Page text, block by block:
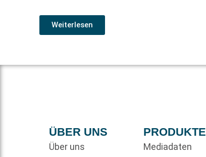
Weiterlesen
ÜBER UNS
Über uns
PRODUKTE
Mediadaten